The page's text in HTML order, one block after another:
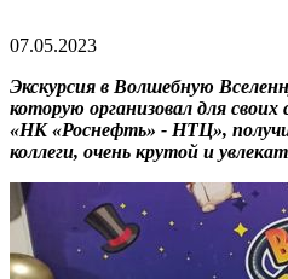
07.05.2023
Экскурсия в Волшебную
которую организовал для
«НК «Роснефть» - НТЦ»,
коллеги, очень крутой и